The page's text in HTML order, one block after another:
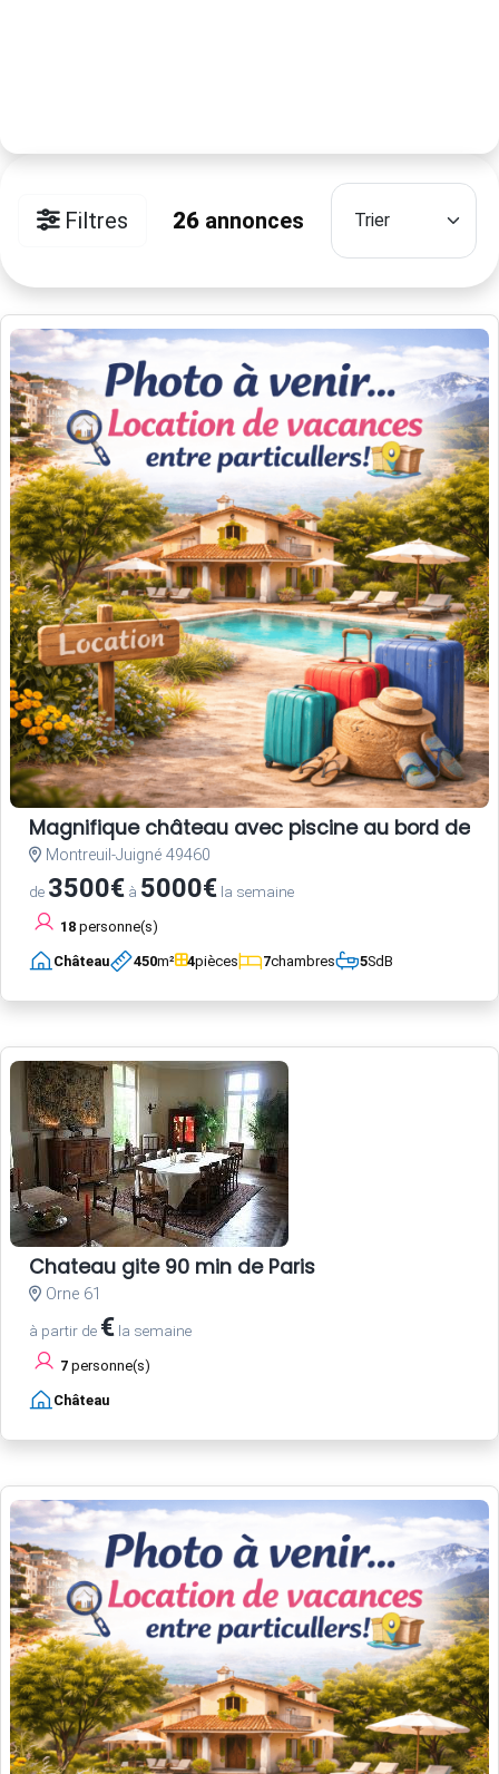
Filtres 26annonces
Magnifique château avec piscine au bord de la
Montreuil-Juigné 49460
de 3500€ à 5000€ la semaine
18 personne(s)
Château 450m² 4pièces 7chambres 5SdB
Chateau gite 90 min de Paris
Orne 61
à partir de € la semaine
7 personne(s)
Château